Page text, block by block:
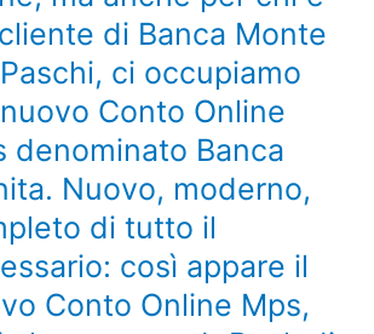
di Banca Monte
ci occupiamo
Conto Online
denominato Banca
Nuovo, moderno,
di tutto il
così appare il
Conto Online Mps,